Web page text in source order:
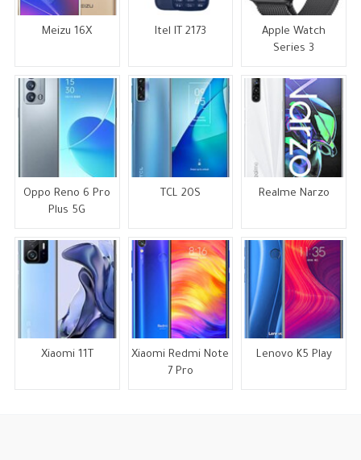
Meizu 16X Itel IT 2173
Apple Watch
Series 3
Oppo Reno 6 Pro
Plus 5G
TCL 20S Realme Narzo
Xiaomi 11T
Xiaomi Redmi Note
7 Pro
Lenovo K5 Play